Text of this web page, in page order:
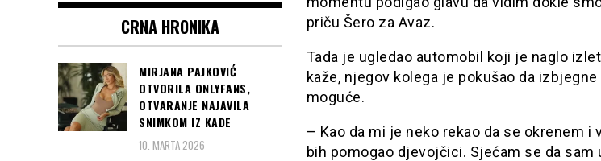
priču Šero za Avaz.
Tada je ugledao automobil koji je naglo
kaže, njegov kolega je pokušao da
moguće.
– Kao da mi je neko rekao da se okrenem i
bih pomogao djevojčici. Sjećam se da
CRNA HRONIKA
MIRJANA PAJKOVIĆ
OTVORILA ONLYFANS,
OTVARANJE NAJAVILA
SNIMKOM IZ KADE
10. MARTA 2026